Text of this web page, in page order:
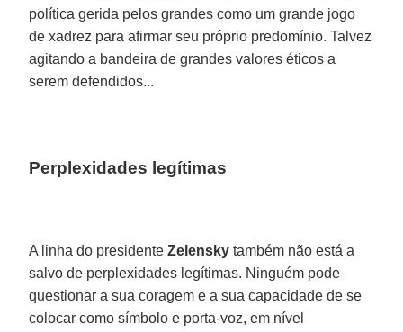
política gerida pelos grandes como um grande jogo
de xadrez para afirmar seu próprio predomínio. Talvez
agitando a bandeira de grandes valores éticos a
serem defendidos...
Perplexidades legítimas
A linha do presidenteZelensky também não está a
salvo de perplexidades legítimas. Ninguém pode
questionar a sua coragem e a sua capacidade de se
colocar como símbolo e porta-voz, em nível